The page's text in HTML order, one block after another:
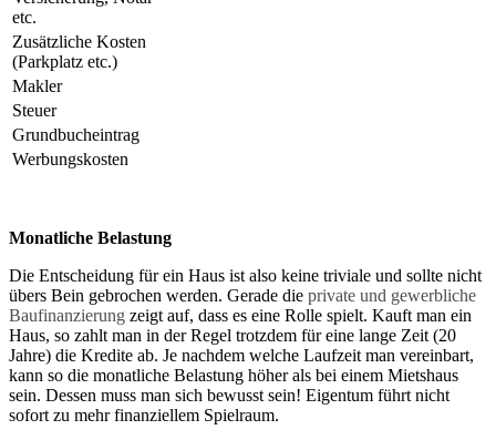
etc.
Zusätzliche Kosten
(Parkplatz etc.)
Makler
Steuer
Grundbucheintrag
Werbungskosten
Monatliche Belastung
Die Entscheidung für ein Haus ist also keine triviale und sollte nicht
übers Bein gebrochen werden. Gerade die private und gewerbliche
Baufinanzierung zeigt auf, dass es eine Rolle spielt. Kauft man ein
Haus, so zahlt man in der Regel trotzdem für eine lange Zeit (20
Jahre) die Kredite ab. Je nachdem welche Laufzeit man vereinbart,
kann so die monatliche Belastung höher als bei einem Mietshaus
sein. Dessen muss man sich bewusst sein! Eigentum führt nicht
sofort zu mehr finanziellem Spielraum.